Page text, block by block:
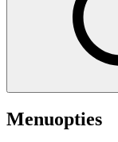
Menuopties